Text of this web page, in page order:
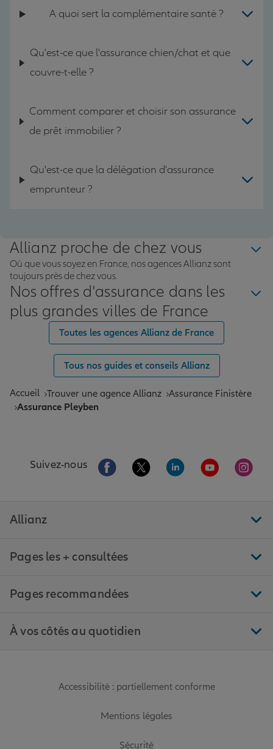
A quoi sert la complémentaire santé ?
Qu'est-ce que l'assurance chien/chat et que
couvre-t-elle ?
Comment comparer et choisir son assurance
de prêt immobilier ?
Qu'est-ce que la délégation d'assurance
emprunteur ?
Allianz proche de chez vous
Où que vous soyez en France, nos agences Allianz sont
toujours près de chez vous.
Nos offres d'assurance dans les
plus grandes villes de France
Toutes les agences Allianz de France
Tous nos guides et conseils Allianz
Accueil Trouver une agence Allianz Assurance Finistère
Assurance Pleyben
Suivez-nous Aller sur la page Facebook de Allianz
Aller sur la page Twitter de
Aller sur la page
Aller sur la
Aller
Allianz
Pages les + consultées
Pages recommandées
À vos côtés au quotidien
Accessibilité : partiellement conforme
Mentions légales
Sécurité